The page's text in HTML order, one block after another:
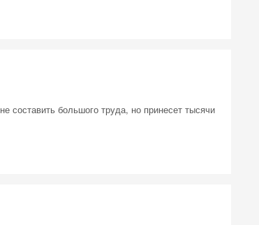
составить большого труда, но принесет тысячи